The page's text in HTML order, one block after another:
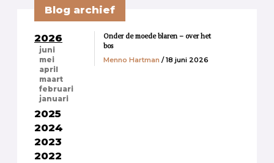
Blog archief
2026
juni
mei
april
maart
februari
januari
2025
2024
2023
2022
Onder de moede blaren – over het
bos
Menno Hartman / 18 juni 2026